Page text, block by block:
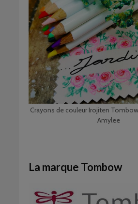
Crayons de couleur Irojiten
Amylee
La marque Tombow